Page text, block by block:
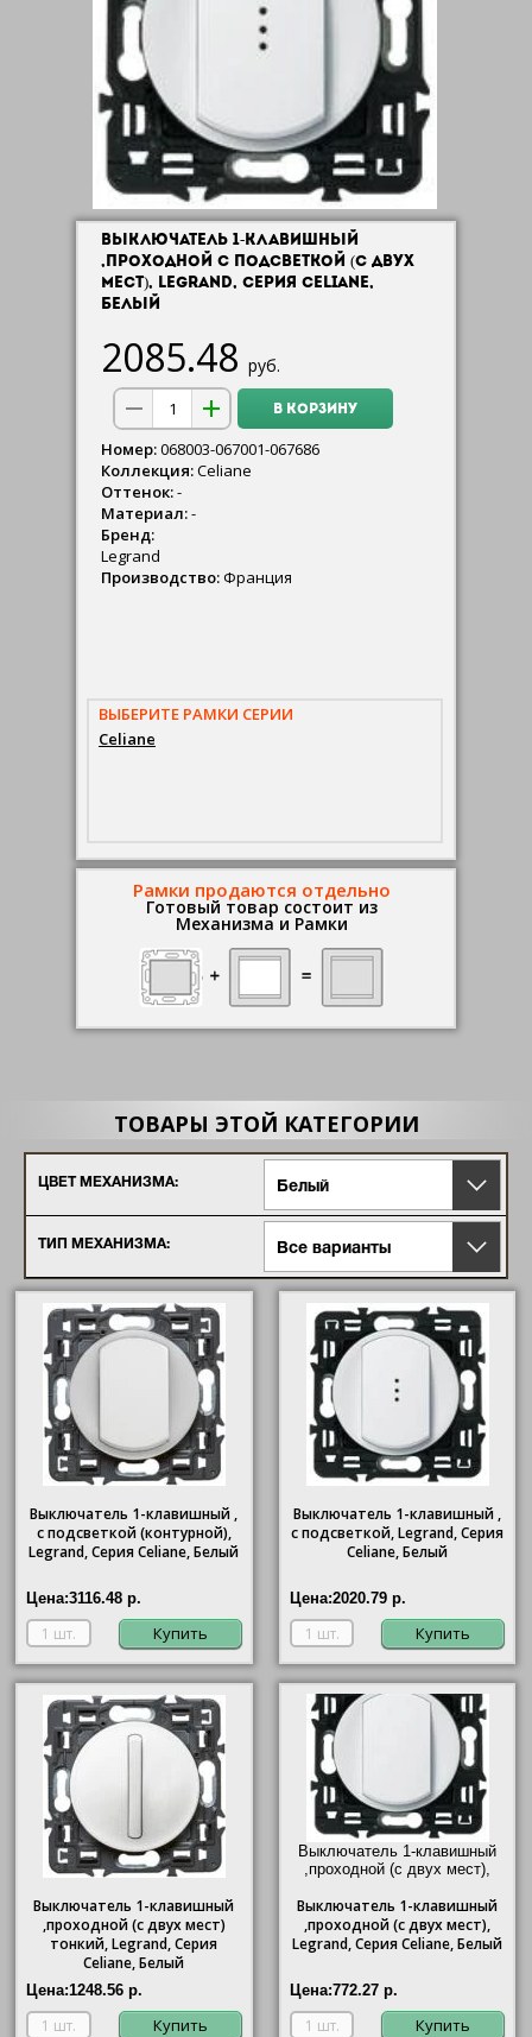
ВЫКЛЮЧАТЕЛЬ 1-КЛАВИШНЫЙ
,ПРОХОДНОЙ С ПОДСВЕТКОЙ (С ДВУХ
МЕСТ), LEGRAND, СЕРИЯ CELIANE,
БЕЛЫЙ
2085.48 руб.
В КОРЗИНУ
ВЫБЕРИТЕ РАМКИ СЕРИИ
Celiane
Номер:068003-067001-067686
Коллекция:Celiane
Оттенок:-
Материал:-
Бренд:
Legrand
Производство:Франция
Рамки продаются отдельно
Готовый товар состоит из
Механизма и Рамки
ТОВАРЫ ЭТОЙ КАТЕГОРИИ
ЦВЕТ МЕХАНИЗМА: Белый
ТИП МЕХАНИЗМА: Все варианты
Выключатель 1-клавишный ,
с подсветкой (контурной),
Legrand, Серия Celiane, Белый
Цена:3116.48 р.
Купить
Выключатель 1-клавишный ,
с подсветкой, Legrand, Серия
Celiane, Белый
Цена:2020.79 р.
Купить
Выключатель 1-клавишный
,проходной (с двух мест)
тонкий, Legrand, Серия
Celiane, Белый
Цена:1248.56 р.
Купить
Выключатель 1-клавишный
,проходной (с двух мест),
Белый"/>
Выключатель 1-клавишный
,проходной (с двух мест),
Legrand, Серия Celiane, Белый
Цена:772.27 р.
Купить